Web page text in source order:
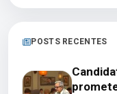
POSTS RECENTES